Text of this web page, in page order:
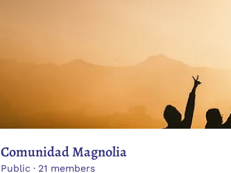
Comunidad Magnolia
Public · 21 members